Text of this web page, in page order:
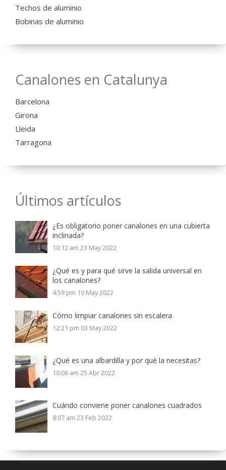
Techos de aluminio
Bobinas de aluminio
Canalones en Catalunya
Barcelona
Girona
Lleida
Tarragona
Últimos artículos
¿Es obligatorio poner canalones en una cubierta
inclinada?
10:12 am 23 May 2022
¿Qué es y para qué sirve la salida universal en
los canalones?
4:59 pm 10 May 2022
Cómo limpiar canalones sin escalera
12:21 pm 03 May 2022
¿Qué es una albardilla y por qué la necesitas?
10:06 am 25 Abr 2022
Cuándo conviene poner canalones cuadrados
8:07 am 23 Feb 2022